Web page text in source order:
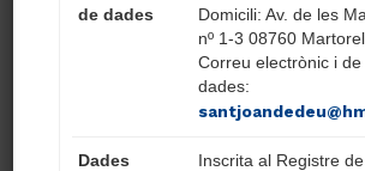
Es valorarà doctorat i
addicional en l’especialitat.
Es valorarà dedicació
de dades
Domicili: Av. de les
nº 1-3 08760
Correu electrònic i
dades:
Dades
Inscrita al Registre